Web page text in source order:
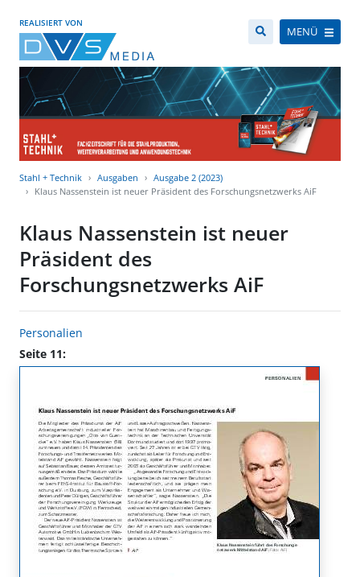
REALISIERT VON
MENÜ
Stahl + Technik Ausgaben
Ausgabe 2 (2023)
Klaus Nassenstein ist neuer Präsident des Forschungsnetzwerks AiF
Klaus Nassenstein ist neuer
Präsident des
Forschungsnetzwerks AiF
Personalien
Seite 11: